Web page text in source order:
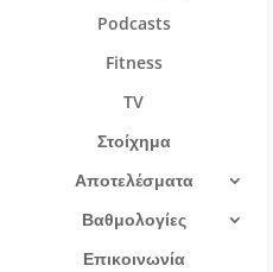
Podcasts
Fitness
TV
Στοίχημα
Αποτελέσματα
Βαθμολογίες
Επικοινωνία